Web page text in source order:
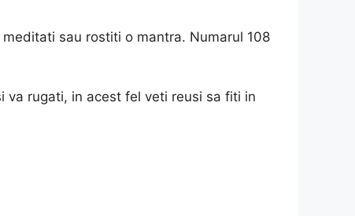
sau rostiti o mantra. Numarul 108
rugati, in acest fel veti reusi sa fiti in